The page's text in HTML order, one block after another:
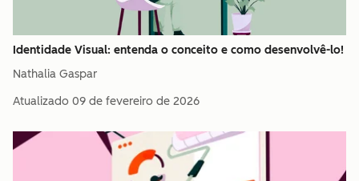
Identidade Visual: entenda o conceito e como desenvolvê-lo!
Nathalia Gaspar
Atualizado 09 de fevereiro de 2026